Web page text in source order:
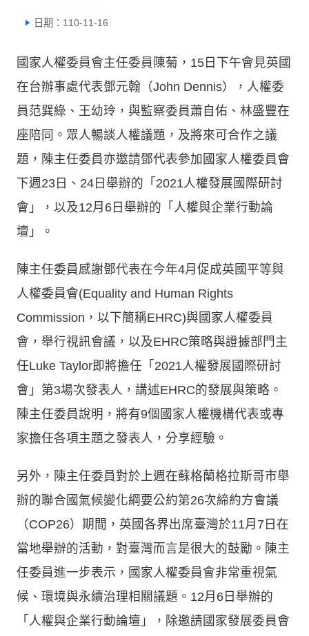
日期：110-11-16
國家人權委員會主任委員陳菊，15日下午會見英國
在台辦事處代表鄧元翰（John Dennis），人權委
員范巽綠、王幼玲，與監察委員蕭自佑、林盛豐在
座陪同。眾人暢談人權議題，及將來可合作之議
題，陳主任委員亦邀請鄧代表參加國家人權委員會
下週23日、24日舉辦的「2021人權發展國際研討
會」，以及12月6日舉辦的「人權與企業行動論
壇」。
陳主任委員感謝鄧代表在今年4月促成英國平等與
人權委員會(Equality and Human Rights
Commission，以下簡稱EHRC)與國家人權委員
會，舉行視訊會議，以及EHRC策略與證據部門主
任Luke Taylor即將擔任「2021人權發展國際研討
會」第3場次發表人，講述EHRC的發展與策略。
陳主任委員說明，將有9個國家人權機構代表或專
家擔任各項主題之發表人，分享經驗。
另外，陳主任委員對於上週在蘇格蘭格拉斯哥市舉
辦的聯合國氣候變化綱要公約第26次締約方會議
（COP26）期間，英國各界出席臺灣於11月7日在
當地舉辦的活動，對臺灣而言是很大的鼓勵。陳主
任委員進一步表示，國家人權委員會非常重視氣
候、環境與永續治理相關議題。12月6日舉辦的
「人權與企業行動論壇」，除邀請國家發展委員會